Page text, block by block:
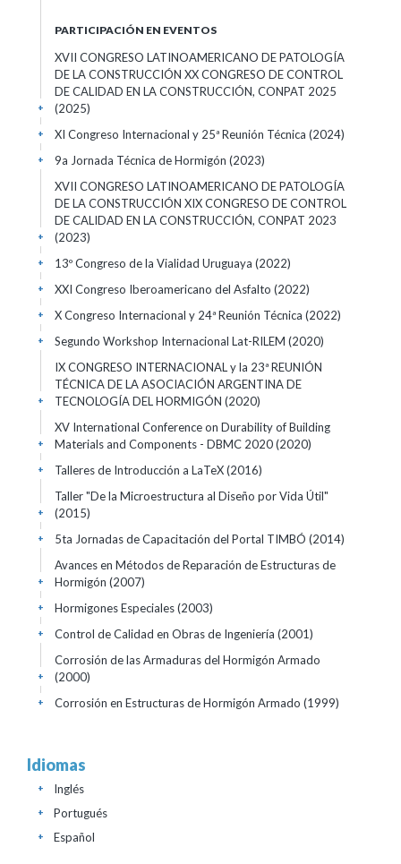
PARTICIPACIÓN EN EVENTOS
XVII CONGRESO LATINOAMERICANO DE PATOLOGÍA
DE LA CONSTRUCCIÓN XX CONGRESO DE CONTROL
DE CALIDAD EN LA CONSTRUCCIÓN, CONPAT 2025
(2025)
+
XI Congreso Internacional y 25ª Reunión Técnica (2024)
+
9a Jornada Técnica de Hormigón (2023)
+
XVII CONGRESO LATINOAMERICANO DE PATOLOGÍA
DE LA CONSTRUCCIÓN XIX CONGRESO DE CONTROL
DE CALIDAD EN LA CONSTRUCCIÓN, CONPAT 2023
(2023)
+
13º Congreso de la Vialidad Uruguaya (2022)
+
XXI Congreso Iberoamericano del Asfalto (2022)
+
X Congreso Internacional y 24ª Reunión Técnica (2022)
+
Segundo Workshop Internacional Lat-RILEM (2020)
+
IX CONGRESO INTERNACIONAL y la 23ª REUNIÓN
TÉCNICA DE LA ASOCIACIÓN ARGENTINA DE
TECNOLOGÍA DEL HORMIGÓN (2020)
+
XV International Conference on Durability of Building
Materials and Components - DBMC 2020(2020)
+
Talleres de Introducción a LaTeX(2016)
+
Taller "De la Microestructura al Diseño por Vida Útil"
(2015)
+
5ta Jornadas de Capacitación del Portal TIMBÓ (2014)
+
Avances en Métodos de Reparación de Estructuras de
Hormigón (2007)
+
Hormigones Especiales(2003)
+
Control de Calidad en Obras de Ingeniería (2001)
+
Corrosión de las Armaduras del Hormigón Armado
(2000)
+
Corrosión en Estructuras de Hormigón Armado (1999)
+
Idiomas
Inglés
+
Portugués
+
Español
+